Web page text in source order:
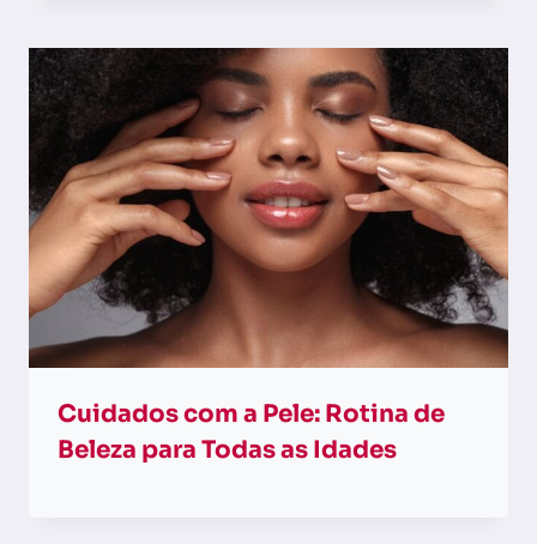
Cuidados com a Pele: Rotina de
Beleza para Todas as Idades